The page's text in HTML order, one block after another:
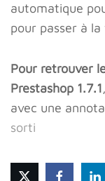
automatique
pour passer à
Pour retrouver
Prestashop 1.7.1
avec une
sorti